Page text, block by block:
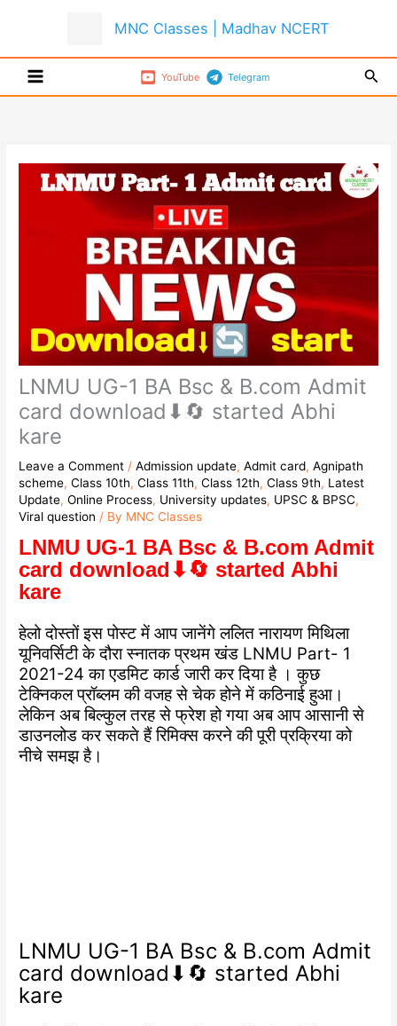
MNC Classes | Madhav NCERT
YouTube Telegram
LNMU UG-1 BA Bsc & B.com Admit
card download⬇🔄 started Abhi
kare
Leave a Comment /Admission update,Admit card,Agnipath
scheme,Class 10th,Class 11th,Class 12th,Class 9th, Latest
Update,Online Process, University updates, UPSC & BPSC,
Viral question / By MNC Classes
LNMU UG-1 BA Bsc & B.com Admit
card download⬇🔄 started Abhi
kare
हेलो दोस्तों इस पोस्ट में आप जानेंगे ललित नारायण मिथिला
यूनिवर्सिटी के दौरा स्नातक प्रथम खंड LNMU Part- 1
2021-24 का एडमिट कार्ड जारी कर दिया है । कुछ
टेक्निकल प्रॉब्लम की वजह से चेक होने में कठिनाई हुआ।
लेकिन अब बिल्कुल तरह से फ्रेश हो गया अब आप आसानी से
डाउनलोड कर सकते हैं रिमिक्स करने की पूरी प्रक्रिया को
नीचे समझ है।
LNMU UG-1 BA Bsc & B.com Admit
card download⬇🔄 started Abhi
kare